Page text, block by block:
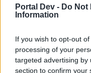
Portal Dev - Do Not
Information
If you wish to opt-out
processing of your
targeted advertising by
section to confirm your
Hvordan